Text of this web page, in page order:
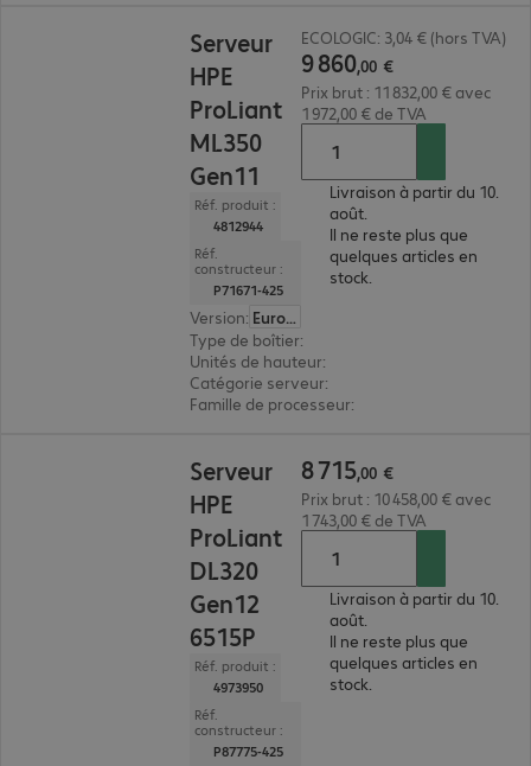
Serveur
HPE
ProLiant
ML350
Gen11
Réf. produit :
4812944
Réf.
constructeur :
P71671-425
Version:
Europe
Type de boîtier:
Unités de hauteur:
Catégorie serveur:
Famille de processeur:
ECOLOGIC: 3,04 € (hors TVA)
9860,00 €
Prix brut : 11 832,00 € avec
1 972,00 € de TVA
Livraison à partir du 10.
août.
Il ne reste plus que
quelques articles en
stock.
Serveur
HPE
ProLiant
DL320
Gen12
6515P
Réf. produit :
4973950
Réf.
constructeur :
P87775-425
8715,00 €
Prix brut : 10 458,00 € avec
1 743,00 € de TVA
Livraison à partir du 10.
août.
Il ne reste plus que
quelques articles en
stock.